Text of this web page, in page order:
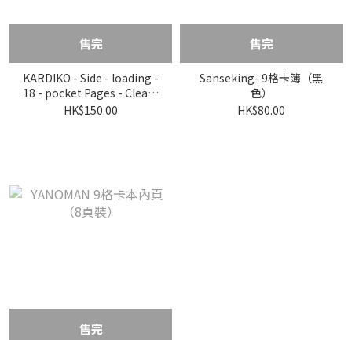
售完
KARDIKO - Side - loading -
18 - pocket Pages - Clear -
KiK00038
HK$150.00
售完
Sanseking- 9格卡簿（黑
色）
HK$80.00
售完